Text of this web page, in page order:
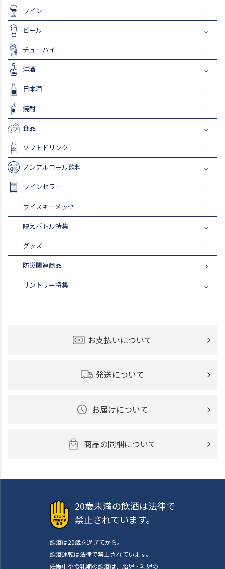
ワイン
ビール
チューハイ
洋酒
日本酒
焼酎
食品
ソフトドリンク
ノンアルコール飲料
ワインセラー
ウイスキーメッセ
映えボトル特集
グッズ
防災関連商品
サントリー特集
お支払いについて
発送について
お届けについて
商品の同梱について
20歳未満の飲酒は法律で
禁止されています。
飲酒は20歳を過ぎてから。
飲酒運転は法律で禁止されています。
妊娠中や授乳期の飲酒は、胎児・乳児の